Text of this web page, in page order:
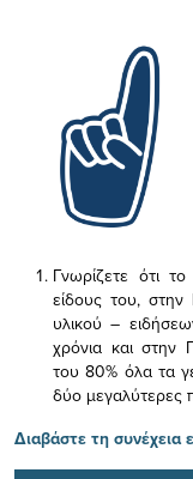
Γνωρίζετε ότι το
είδους του, στην
υλικού –
χρόνια και στην
του 80% όλα τα
δύο μεγαλύτερες
Διαβάστε τη συνέχεια